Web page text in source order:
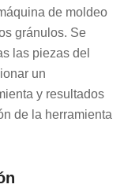
de moldeo
gránulos. Se
las piezas del
un
y resultados
de la herramienta